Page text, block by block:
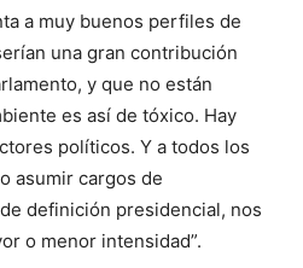
a muy buenos perfiles de
una gran contribución
y que no están
es así de tóxico. Hay
políticos. Y a todos los
asumir cargos de
definición presidencial, nos
o menor intensidad”.